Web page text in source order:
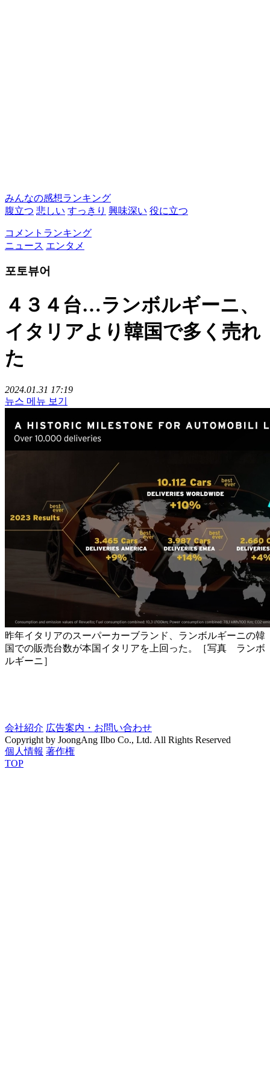
みんなの感想ランキング
腹立つ 悲しい すっきり 興味深い 役に立つ
コメントランキング
ニュース エンタメ
포토뷰어
４３４台…ランボルギーニ、
イタリアより韓国で多く売れ
た
2024.01.31 17:19
뉴스 메뉴 보기
昨年イタリアのスーパーカーブランド、ランボルギーニの韓
国での販売台数が本国イタリアを上回った。［写真 ランボ
ルギーニ］
会社紹介 広告案内・お問い合わせ
Copyright by JoongAng Ilbo Co., Ltd. All Rights Reserved
個人情報 著作権
TOP